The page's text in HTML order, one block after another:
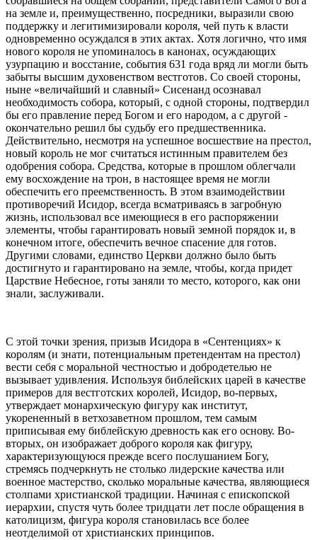
на земле и, преимущественно, посредники, выразили свою
поддержку и легитимизировали короля, чей путь к власти
одновременно осуждался в этих актах. Хотя логично, что имя
нового короля не упоминалось в канонах, осуждающих
узурпацию и восстание, события 631 года вряд ли могли быть
забыты высшим духовенством вестготов. Со своей стороны,
ныне «величайший и славный» Сисенанд осознавал
необходимость собора, который, с одной стороны, подтвердил
бы его правление перед Богом и его народом, а с другой -
окончательно решил бы судьбу его предшественника.
Действительно, несмотря на успешное восшествие на престол,
новый король не мог считаться истинным правителем без
одобрения собора. Средства, которые в прошлом облегчали
ему восхождение на трон, в настоящее время не могли
обеспечить его преемственность. В этом взаимодействии
противоречий Исидор, всегда всматриваясь в загробную
жизнь, использовал все имеющиеся в его распоряжении
элементы, чтобы гарантировать новый земной порядок и, в
конечном итоге, обеспечить вечное спасение для готов.
Другими словами, единство Церкви должно было быть
достигнуто и гарантировано на земле, чтобы, когда придет
Царствие Небесное, готы заняли то место, которого, как они
знали, заслуживали.
С этой точки зрения, призыв Исидора в «Сентенциях» к
королям (и знати, потенциальным претендентам на престол)
вести себя с моральной честностью и добродетелью не
вызывает удивления. Используя библейских царей в качестве
примеров для вестготских королей, Исидор, во-первых,
утверждает монархическую фигуру как институт,
укорененный в ветхозаветном прошлом, тем самым
приписывая ему библейскую древность как его основу. Во-
вторых, он изображает доброго короля как фигуру,
характеризующуюся прежде всего послушанием Богу,
стремясь подчеркнуть не столько лидерские качества или
военное мастерство, сколько моральные качества, являющиеся
столпами христианской традиции. Начиная с епископской
иерархии, спустя чуть более тридцати лет после обращения в
католицизм, фигура короля становилась все более
неотделимой от христианских принципов.